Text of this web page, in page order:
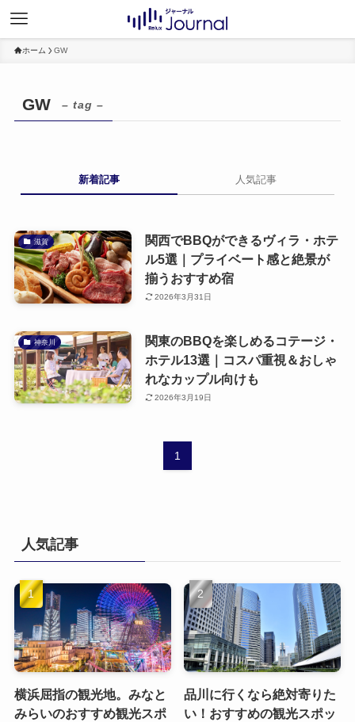
ホーム GW
GW – tag –
新着記事 人気記事
滋賀
関西でBBQができるヴィラ・ホテ
ル5選｜プライベート感と絶景が
揃うおすすめ宿
2026年3月31日
神奈川
関東のBBQを楽しめるコテージ・
ホテル13選｜コスパ重視＆おしゃ
れなカップル向けも
2026年3月19日
1
人気記事
横浜屈指の観光地。みなと
みらいのおすすめ観光スポ
品川に行くなら絶対寄りた
い！おすすめの観光スポッ